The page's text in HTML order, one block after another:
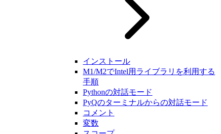
インストール
M1/M2でIntel用ライブラリを利用する
手順
Pythonの対話モード
PyQのターミナルからの対話モード
コメント
変数